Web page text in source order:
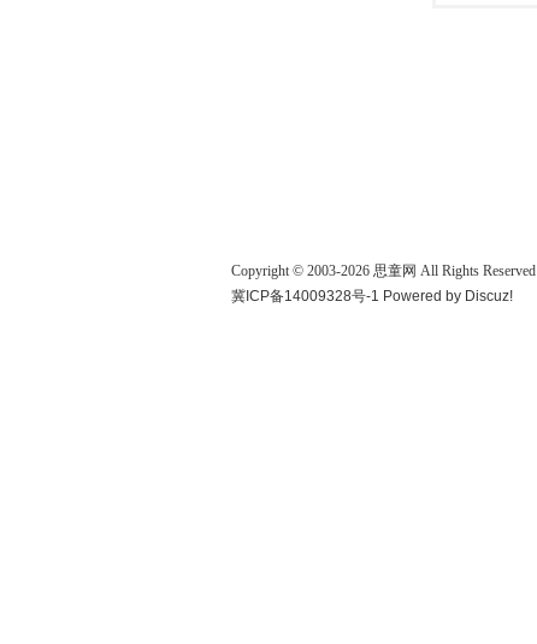
Copyright © 2003-2026 思童网 All Rights Reserved
冀ICP备14009328号-1 Powered by Discuz!